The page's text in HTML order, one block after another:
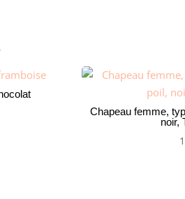
Chapeau femme,
noir,